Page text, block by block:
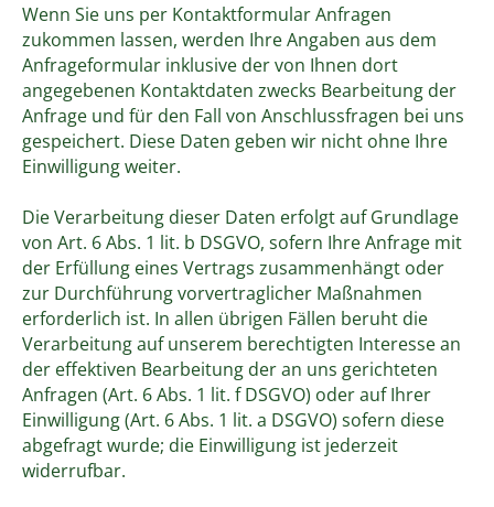
Wenn Sie uns per Kontaktformular Anfragen
zukommen lassen, werden Ihre Angaben aus dem
Anfrageformular inklusive der von Ihnen dort
angegebenen Kontaktdaten zwecks Bearbeitung der
Anfrage und für den Fall von Anschlussfragen bei uns
gespeichert. Diese Daten geben wir nicht ohne Ihre
Einwilligung weiter.
Die Verarbeitung dieser Daten erfolgt auf Grundlage
von Art. 6 Abs. 1 lit. b DSGVO, sofern Ihre Anfrage mit
der Erfüllung eines Vertrags zusammenhängt oder
zur Durchführung vorvertraglicher Maßnahmen
erforderlich ist. In allen übrigen Fällen beruht die
Verarbeitung auf unserem berechtigten Interesse an
der effektiven Bearbeitung der an uns gerichteten
Anfragen (Art. 6 Abs. 1 lit. f DSGVO) oder auf Ihrer
Einwilligung (Art. 6 Abs. 1 lit. a DSGVO) sofern diese
abgefragt wurde; die Einwilligung ist jederzeit
widerrufbar.